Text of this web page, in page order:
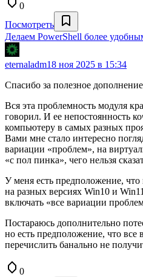
0
Посмотреть
Делаем PowerShell более
eternaladm18 ноя 2025 в 15:34
Спасибо за полезное
Вся эта проблемность модуля
говорил. И ее непостоянность
компьютеру в самых разных
Вами мне стало интересно
вариации «проблем», на
«с пол пинка», чего нельзя
У меня есть предположение,
на разных версиях Win10 и
включать «все вариации
Постараюсь дополнительно
но есть предположение, что
перечислить банально не
0